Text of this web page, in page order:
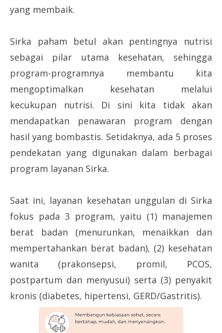
yang membaik.
Sirka paham betul akan pentingnya nutrisi
sebagai pilar utama kesehatan, sehingga
program-programnya membantu kita
mengoptimalkan kesehatan melalui
kecukupan nutrisi. Di sini kita tidak akan
mendapatkan penawaran program dengan
hasil yang bombastis. Setidaknya, ada 5 proses
pendekatan yang digunakan dalam berbagai
program layanan Sirka.
Saat ini, layanan kesehatan unggulan di Sirka
fokus pada 3 program, yaitu (1) manajemen
berat badan (menurunkan, menaikkan dan
mempertahankan berat badan), (2) kesehatan
wanita (prakonsepsi, promil, PCOS,
postpartum dan menyusui) serta (3) penyakit
kronis (diabetes, hipertensi, GERD/Gastritis).